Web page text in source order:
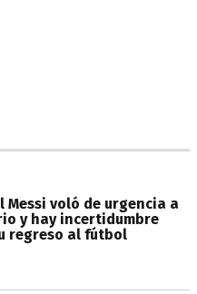
Messi voló de urgencia a
y hay incertidumbre
regreso al fútbol